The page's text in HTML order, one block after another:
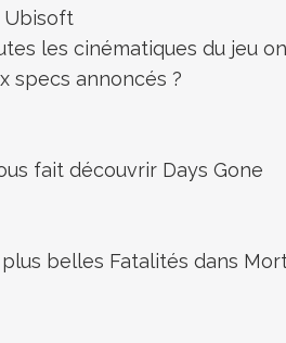
Ubisoft
les cinématiques du jeu
specs annoncés ?
fait découvrir Days Gone
belles Fatalités dans